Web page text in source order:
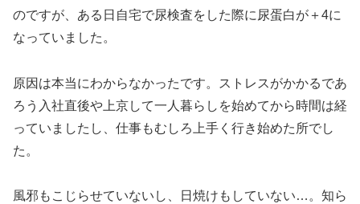
のですが、ある日自宅で尿検査をした際に尿蛋白が＋4に
なっていました。
原因は本当にわからなかったです。ストレスがかかるであ
ろう入社直後や上京して一人暮らしを始めてから時間は経
っていましたし、仕事もむしろ上手く行き始めた所でし
た。
風邪もこじらせていないし、日焼けもしていない…。知ら